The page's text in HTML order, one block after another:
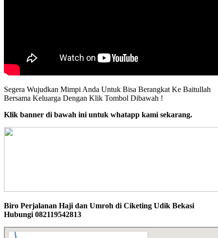
Segera Wujudkan Mimpi Anda Untuk Bisa Berangkat Ke Baitullah
Bersama Keluarga Dengan Klik Tombol Dibawah !
Klik banner di bawah ini untuk whatapp kami sekarang.
Biro Perjalanan Haji dan Umroh di Ciketing Udik Bekasi
Hubungi 082119542813